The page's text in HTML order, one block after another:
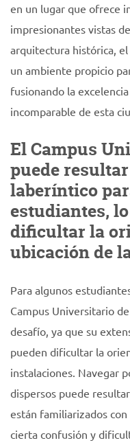
en un lugar que ofrece
impresionantes vistas
arquitectura histórica,
un ambiente propicio
fusionando la
incomparable de esta
El Campus
puede
laberíntico
estudiantes,
dificultar la
ubicación de
Para algunos
Campus Universitario
desafío, ya que su
pueden dificultar la
instalaciones. Navegar
dispersos puede
están familiarizados
cierta confusión y